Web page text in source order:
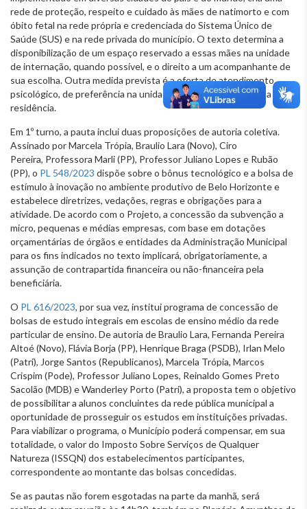
rede de proteção, respeito e cuidado às mães de natimorto e com
óbito fetal na rede própria e credenciada do Sistema Único de
Saúde (SUS) e na rede privada do município. O texto determina a
disponibilização de um espaço reservado a essas mães na unidade
de internação, quando possível, e o direito a um acompanhante de
sua escolha. Outra medida prevista é a oferta de atendimento
psicológico, de preferência na unidade de saúde mais próxima da
residência.
Em 1º turno, a pauta inclui duas proposições de autoria coletiva.
Assinado por Marcela Trópia, Braulio Lara (Novo), Ciro
Pereira, Professora Marli (PP), Professor Juliano Lopes e Rubão
(PP), o PL 548/2023 dispõe sobre o bônus tecnológico e a bolsa de
estímulo à inovação no ambiente produtivo de Belo Horizonte e
estabelece diretrizes, vedações, regras e obrigações para a
atividade. De acordo com o Projeto, a concessão da subvenção a
micro, pequenas e médias empresas, com base em dotações
orçamentárias de órgãos e entidades da Administração Municipal
para os fins indicados no texto implicará, obrigatoriamente, a
assunção de contrapartida financeira ou não-financeira pela
beneficiária.
O PL 616/2023, por sua vez, institui programa de concessão de
bolsas de estudo integrais em escolas de ensino médio da rede
particular de ensino. De autoria de Braulio Lara, Fernanda Pereira
Altoé (Novo), Flávia Borja (PP), Henrique Braga (PSDB), Irlan Melo
(Patri), Jorge Santos (Republicanos), Marcela Trópia, Marcos
Crispim (Pode), Professor Juliano Lopes, Reinaldo Gomes Preto
Sacolão (MDB) e Wanderley Porto (Patri), a proposta tem o objetivo
de possibilitar a alunos concluintes da rede pública municipal a
oportunidade de prosseguir os estudos em instituições privadas.
Para viabilizar o programa, o Município poderá compensar, em sua
totalidade, o valor do Imposto Sobre Serviços de Qualquer
Natureza (ISSQN) dos estabelecimentos participantes,
correspondente ao montante das bolsas concedidas.
Se as pautas não forem esgotadas na parte da manhã, será